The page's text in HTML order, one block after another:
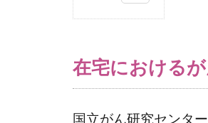
1
に
お
在宅における
国立がん研究センタ